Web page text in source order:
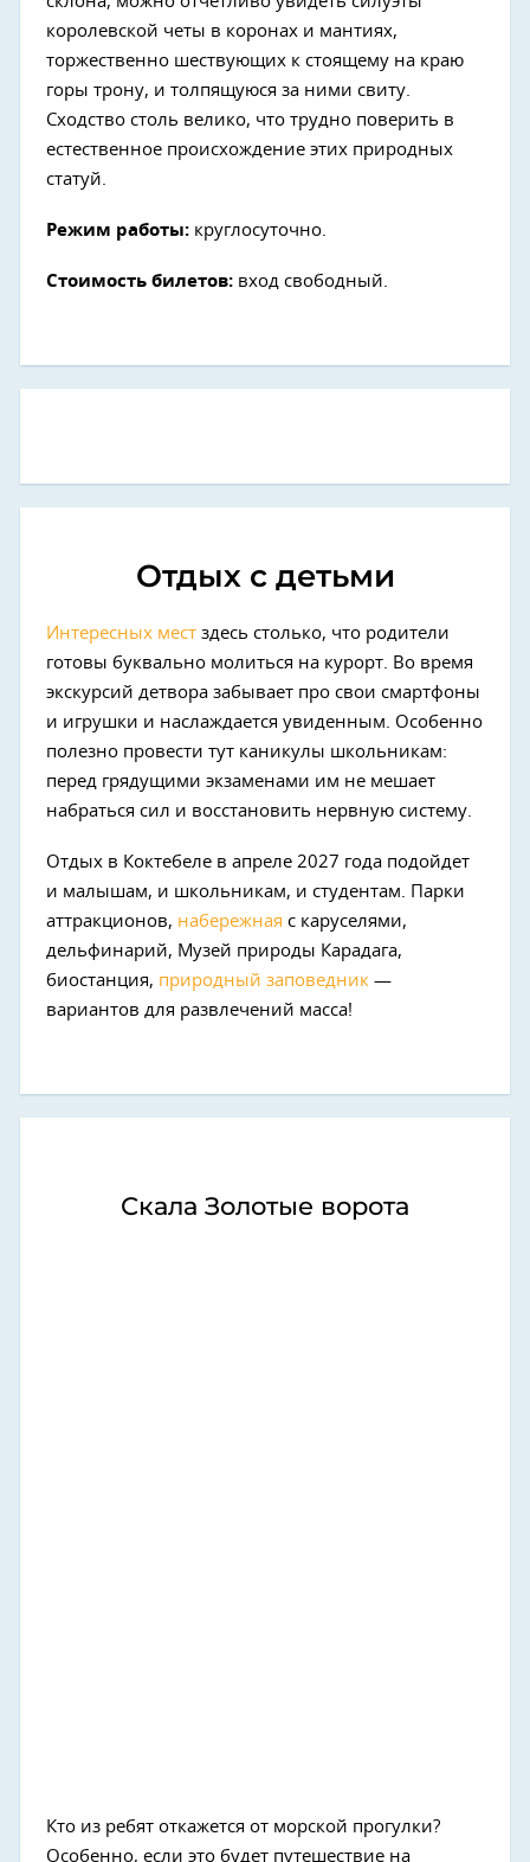
королевской четы в коронах и мантиях,
торжественно шествующих к стоящему на краю
горы трону, и толпящуюся за ними свиту.
Сходство столь велико, что трудно поверить в
естественное происхождение этих природных
статуй.
Режим работы: круглосуточно.
Стоимость билетов: вход свободный.
Отдых с детьми
Интересных мест здесь столько, что родители
готовы буквально молиться на курорт. Во время
экскурсий детвора забывает про свои смартфоны
и игрушки и наслаждается увиденным. Особенно
полезно провести тут каникулы школьникам:
перед грядущими экзаменами им не мешает
набраться сил и восстановить нервную систему.
Отдых в Коктебеле в апреле 2027 года подойдет
и малышам, и школьникам, и студентам. Парки
аттракционов, набережная с каруселями,
дельфинарий, Музей природы Карадага,
биостанция, природный заповедник —
вариантов для развлечений масса!
Скала Золотые ворота
Кто из ребят откажется от морской прогулки?
Особенно, если это будет путешествие на